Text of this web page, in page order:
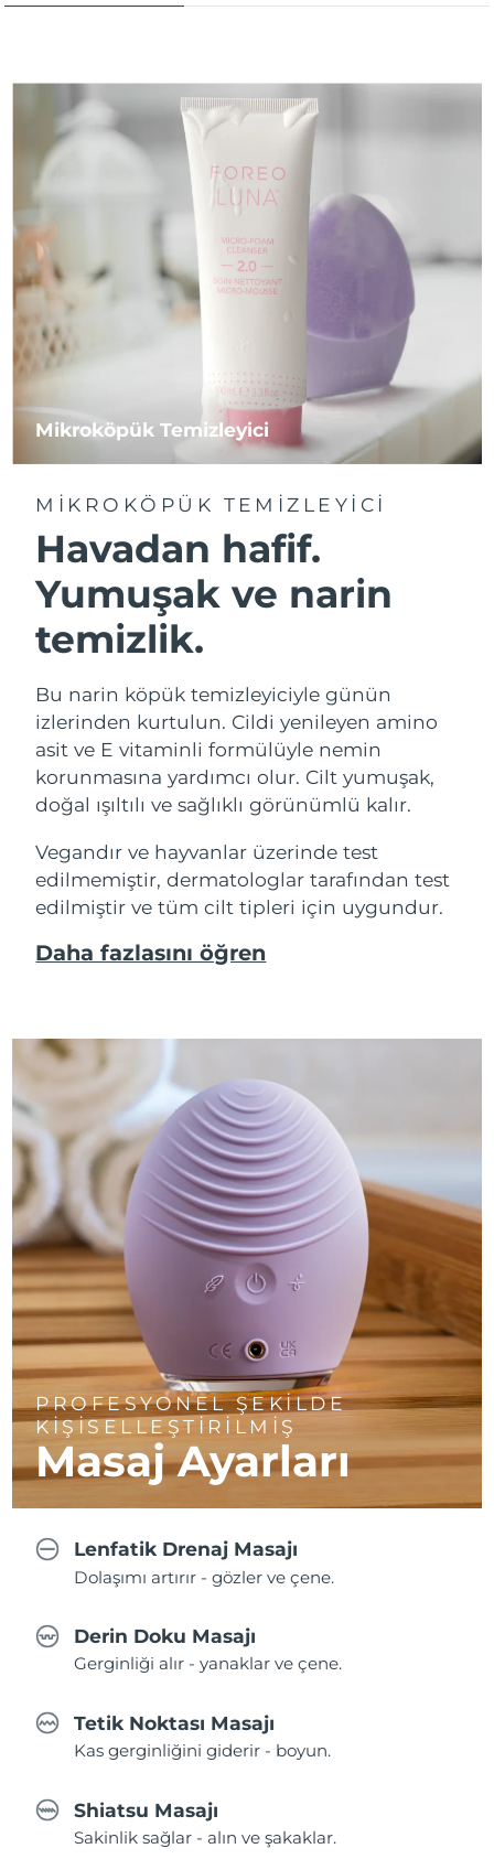
Mikroköpük Temizleyici
MIKROKÖPÜK TEMIZLEYICI
Havadan hafif.
Yumuşak ve narin
temizlik.
Bu narin köpük temizleyiciyle günün
izlerinden kurtulun. Cildi yenileyen amino
asit ve E vitaminli formülüyle nemin
korunmasına yardımcı olur. Cilt yumuşak,
doğal ışıltılı ve sağlıklı görünümlü kalır.
Vegandır ve hayvanlar üzerinde test
edilmemiştir, dermatologlar tarafından test
edilmiştir ve tüm cilt tipleri için uygundur.
Daha fazlasını öğren
PROFESYONEL ŞEKİLDE
KİŞİSELLEŞTİRİLMİŞ
Masaj Ayarları
Lenfatik Drenaj Masajı
Dolaşımı artırır - gözler ve çene.
Derin Doku Masajı
Gerginliği alır - yanaklar ve çene.
Tetik Noktası Masajı
Kas gerginliğini giderir - boyun.
Shiatsu Masajı
Sakinlik sağlar - alın ve şakaklar.